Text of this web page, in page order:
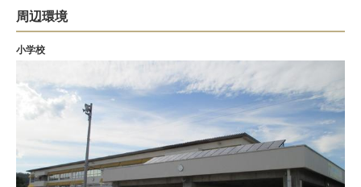
周辺環境
小学校